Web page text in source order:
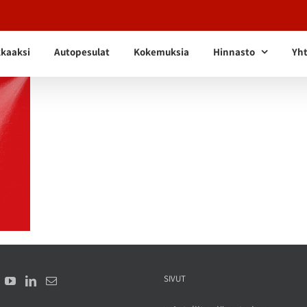
Autopesulat Kokemuksia Hinnasto
SIVUT